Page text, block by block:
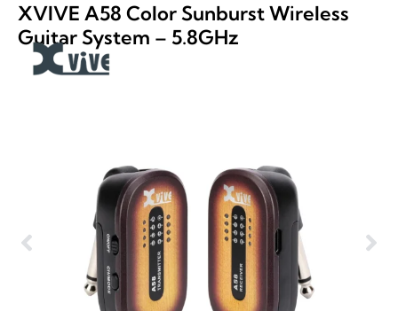
XVIVE A58 Color Sunburst Wireless
Guitar System – 5.8GHz